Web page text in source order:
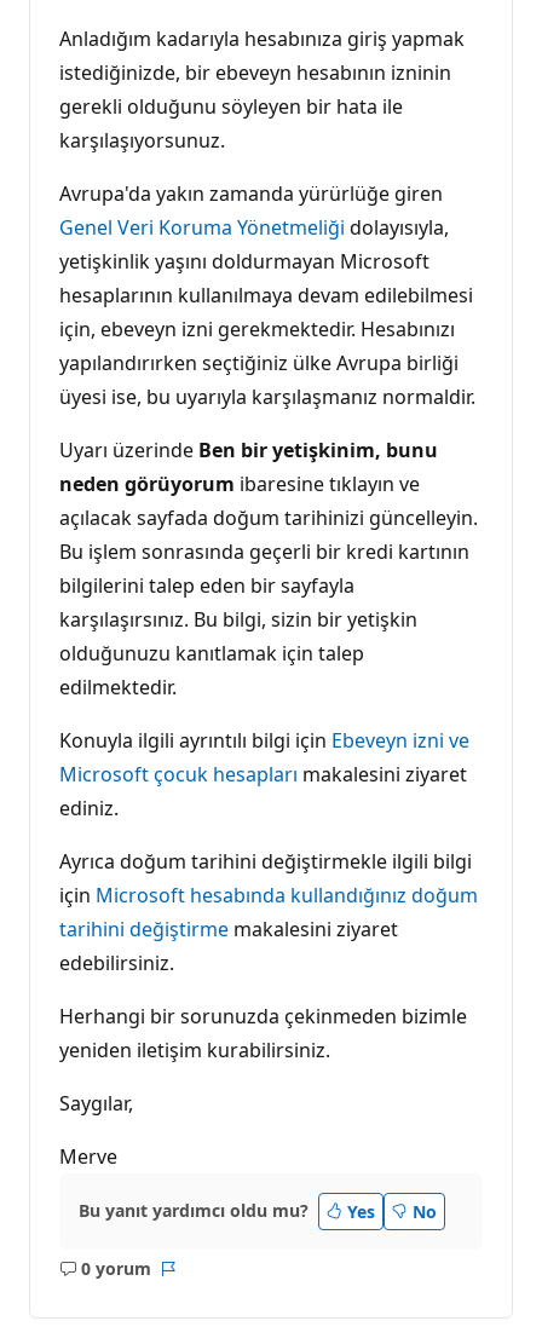
Anladığım kadarıyla hesabınıza giriş yapmak
istediğinizde, bir ebeveyn hesabının izninin
gerekli olduğunu söyleyen bir hata ile
karşılaşıyorsunuz.
Avrupa'da yakın zamanda yürürlüğe giren
Genel Veri Koruma Yönetmeliği dolayısıyla,
yetişkinlik yaşını doldurmayan Microsoft
hesaplarının kullanılmaya devam edilebilmesi
için, ebeveyn izni gerekmektedir. Hesabınızı
yapılandırırken seçtiğiniz ülke Avrupa birliği
üyesi ise, bu uyarıyla karşılaşmanız normaldir.
Uyarı üzerinde Ben bir yetişkinim, bunu
neden görüyorum ibaresine tıklayın ve
açılacak sayfada doğum tarihinizi güncelleyin.
Bu işlem sonrasında geçerli bir kredi kartının
bilgilerini talep eden bir sayfayla
karşılaşırsınız. Bu bilgi, sizin bir yetişkin
olduğunuzu kanıtlamak için talep
edilmektedir.
Konuyla ilgili ayrıntılı bilgi için Ebeveyn izni ve
Microsoft çocuk hesapları makalesini ziyaret
ediniz.
Ayrıca doğum tarihini değiştirmekle ilgili bilgi
için Microsoft hesabında kullandığınız doğum
tarihini değiştirme makalesini ziyaret
edebilirsiniz.
Herhangi bir sorunuzda çekinmeden bizimle
yeniden iletişim kurabilirsiniz.
Saygılar,
Merve
Bu yanıt yardımcı oldu mu? Yes No
0 yorum
Açıklama